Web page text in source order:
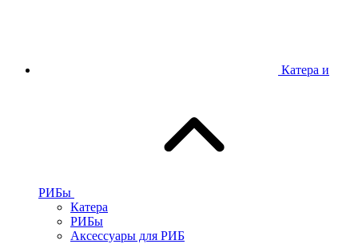
Катера и
РИБы
Катера
РИБы
Аксессуары для РИБ